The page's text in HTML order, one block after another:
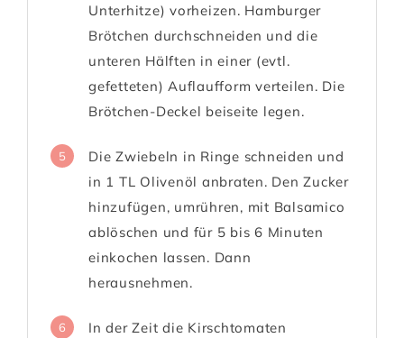
Unterhitze) vorheizen. Hamburger
Brötchen durchschneiden und die
unteren Hälften in einer (evtl.
gefetteten) Auflaufform verteilen. Die
Brötchen-Deckel beiseite legen.
5
Die Zwiebeln in Ringe schneiden und
in 1 TL Olivenöl anbraten. Den Zucker
hinzufügen, umrühren, mit Balsamico
ablöschen und für 5 bis 6 Minuten
einkochen lassen. Dann
herausnehmen.
6
In der Zeit die Kirschtomaten